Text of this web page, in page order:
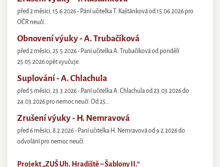
před 2 měsíci, 15.6.2026 - Pání učitelka T. Kaštánková od 15.06.2026 pro
OČR neučí.
Obnovení výuky - A. Trubačíková
před 2 měsíci, 25.5.2026 - Paní učitelka A. Trubačíková od pondělí
25.05.2026 opět vyučuje.
Suplování - A. Chlachula
před 5 měsíci, 23.3.2026 - Paní učitelka A. Chlachula od 23.03.2026 do
24.03.2026 pro nemoc neučí. Od 25…
Zrušení výuky - H. Nemravová
před 6 měsíci, 8.2.2026 - Paní učitelka H. Nemravová od 9.2.2026 do
odvolání pro nemoc neučí.
Projekt „ZUŠ Uh. Hradiště – Šablony II.“